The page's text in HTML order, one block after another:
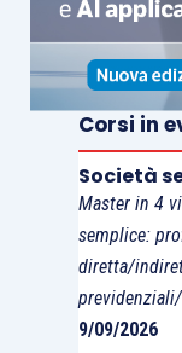
di agosto, al
di case
593mila
sale al
del report di
richieste di
2039mila,
2052mila e
primi
attese a
Corsi in
Società
Master in 4
semplice:
diretta/
9/09/2026